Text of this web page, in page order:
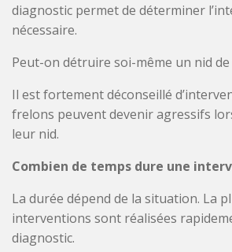
diagnostic permet de déterminer
nécessaire.
Peut-on détruire soi-même un nid
Il est fortement déconseillé
frelons peuvent devenir agressifs
leur nid.
Combien de temps dure une
La durée dépend de la situation. La
interventions sont réalisées
diagnostic.